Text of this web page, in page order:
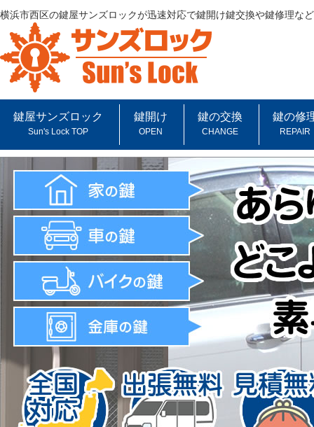
横浜市西区の鍵屋サンズロックが迅速対応で鍵開け鍵交換や鍵修理など
鍵屋サンズロック
Sun's Lock TOP
鍵開け
OPEN
鍵の交換
CHANGE
鍵の修
REPAIR